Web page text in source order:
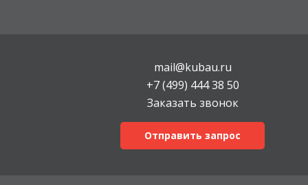
mail@kubau.ru
+7 (499) 444 38 50
Заказать звонок
Отправить запрос